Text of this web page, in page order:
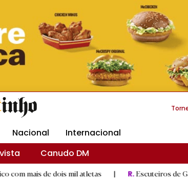
DM Arquidiocese Braga
Nacional
Internacional
Canudo DM
dois mil atletas | R.Escuteiros de Garfe